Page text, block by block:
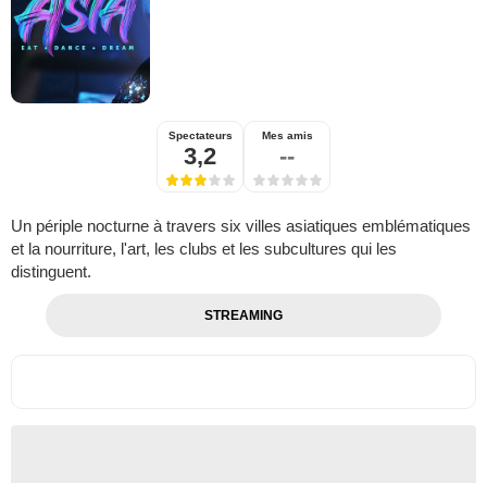
Spectateurs
3,2
Mes amis
--
Un périple nocturne à travers six villes asiatiques emblématiques
et la nourriture, l'art, les clubs et les subcultures qui les
distinguent.
STREAMING